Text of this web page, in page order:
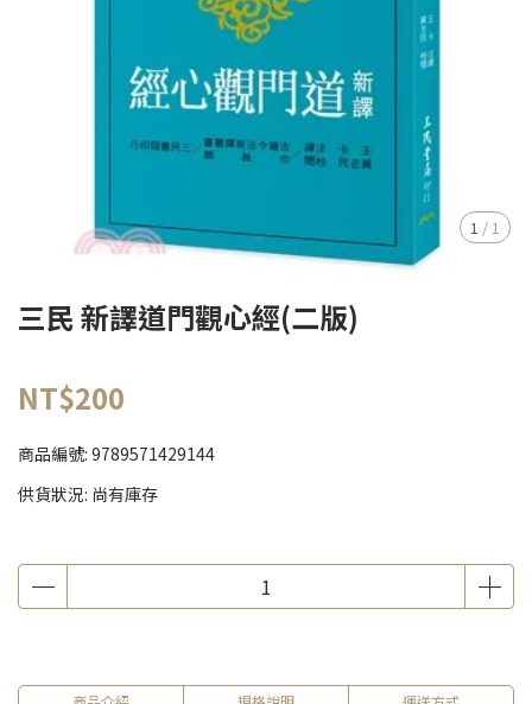
1 /1
三民 新譯道門觀心經(二版)
NT$200
商品編號: 9789571429144
供貨狀況: 尚有庫存